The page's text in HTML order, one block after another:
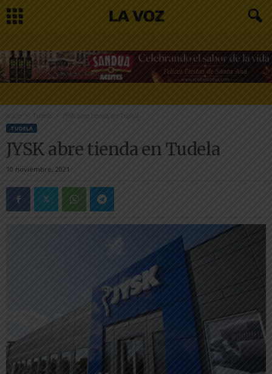
Inicio Tudela JYSK abre tienda en Tudela
TUDELA
JYSK abre tienda en Tudela
10 noviembre, 2021